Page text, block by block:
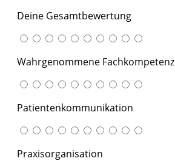
Deine Gesamtbewertung
Wahrgenommene Fachkompetenz
Patientenkommunikation
Praxisorganisation